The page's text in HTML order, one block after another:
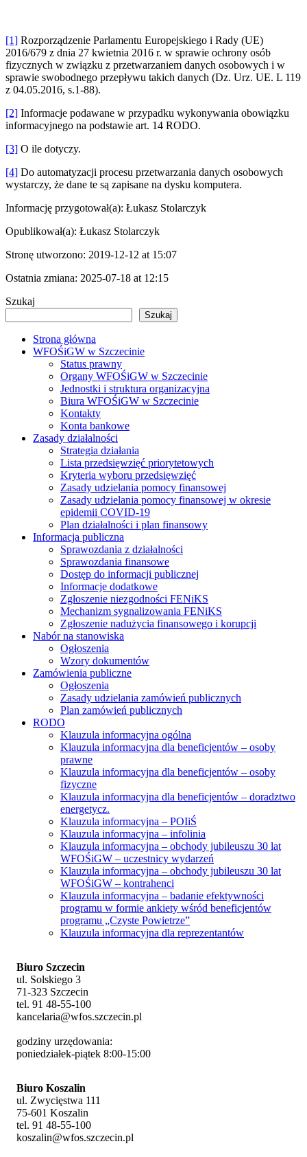
[1] Rozporządzenie Parlamentu Europejskiego i Rady (UE)
2016/679 z dnia 27 kwietnia 2016 r. w sprawie ochrony osób
fizycznych w związku z przetwarzaniem danych osobowych i w
sprawie swobodnego przepływu takich danych (Dz. Urz. UE. L 119
z 04.05.2016, s.1-88).
[2] Informacje podawane w przypadku wykonywania obowiązku
informacyjnego na podstawie art. 14 RODO.
[3] O ile dotyczy.
[4] Do automatyzacji procesu przetwarzania danych osobowych
wystarczy, że dane te są zapisane na dysku komputera.
Informację przygotował(a): Łukasz Stolarczyk
Opublikował(a): Łukasz Stolarczyk
Stronę utworzono: 2019-12-12 at 15:07
Ostatnia zmiana: 2025-07-18 at 12:15
Szukaj
Szukaj
Strona główna
WFOŚiGW w Szczecinie
Status prawny
Organy WFOŚiGW w Szczecinie
Jednostki i struktura organizacyjna
Biura WFOŚiGW w Szczecinie
Kontakty
Konta bankowe
Zasady działalności
Strategia działania
Lista przedsięwzięć priorytetowych
Kryteria wyboru przedsięwzięć
Zasady udzielania pomocy finansowej
Zasady udzielania pomocy finansowej w okresie
epidemii COVID-19
Plan działalności i plan finansowy
Informacja publiczna
Sprawozdania z działalności
Sprawozdania finansowe
Dostęp do informacji publicznej
Informacje dodatkowe
Zgłoszenie niezgodności FENiKS
Mechanizm sygnalizowania FENiKS
Zgłoszenie nadużycia finansowego i korupcji
Nabór na stanowiska
Ogłoszenia
Wzory dokumentów
Zamówienia publiczne
Ogłoszenia
Zasady udzielania zamówień publicznych
Plan zamówień publicznych
RODO
Klauzula informacyjna ogólna
Klauzula informacyjna dla beneficjentów – osoby
prawne
Klauzula informacyjna dla beneficjentów – osoby
fizyczne
Klauzula informacyjna dla beneficjentów – doradztwo
energetycz.
Klauzula informacyjna – POIiŚ
Klauzula informacyjna – infolinia
Klauzula informacyjna – obchody jubileuszu 30 lat
WFOŚiGW – uczestnicy wydarzeń
Klauzula informacyjna – obchody jubileuszu 30 lat
WFOŚiGW – kontrahenci
Klauzula informacyjna – badanie efektywności
programu w formie ankiety wśród beneficjentów
programu „Czyste Powietrze”
Klauzula informacyjna dla reprezentantów
Biuro Szczecin
ul. Solskiego 3
71-323 Szczecin
tel. 91 48-55-100
kancelaria@wfos.szczecin.pl
godziny urzędowania:
poniedziałek-piątek 8:00-15:00
Biuro Koszalin
ul. Zwycięstwa 111
75-601 Koszalin
tel. 91 48-55-100
koszalin@wfos.szczecin.pl